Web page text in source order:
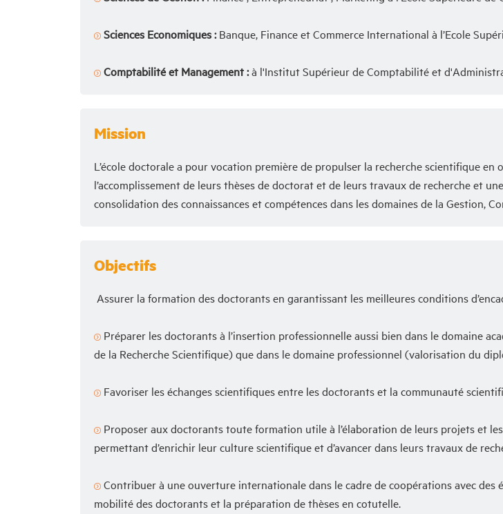
Sciences Economiques :Banque, Finance et Commerce International à l’Ecole
Comptabilité et Management :à l'Institut Supérieur de Comptabilité et
Mission
L’école doctorale a pour vocation première de propulser la recherche scientifique
l’accomplissement de leurs thèses de doctorat et de leurs travaux de recherche et
consolidation des connaissances et compétences dans les domaines de la Gestion,
Objectifs
Assurer la formation des doctorants en garantissant les meilleures conditions
Préparer les doctorants à l’insertion professionnelle aussi bien dans le domaine
de la Recherche Scientifique) que dans le domaine professionnel (valorisation du
Favoriser les échanges scientifiques entre les doctorants et la communauté
Proposer aux doctorants toute formation utile à l’élaboration de leurs projets et
permettant d’enrichir leur culture scientifique et d’avancer dans leurs travaux de
Contribuer à une ouverture internationale dans le cadre de coopérations avec
mobilité des doctorants et la préparation de thèses en cotutelle.